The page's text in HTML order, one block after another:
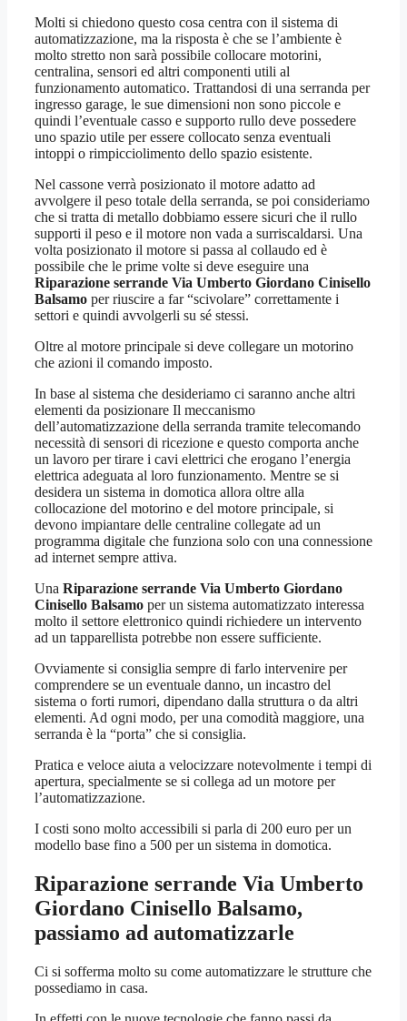
Molti si chiedono questo cosa centra con il sistema di
automatizzazione, ma la risposta è che se l’ambiente è
molto stretto non sarà possibile collocare motorini,
centralina, sensori ed altri componenti utili al
funzionamento automatico. Trattandosi di una serranda per
ingresso garage, le sue dimensioni non sono piccole e
quindi l’eventuale casso e supporto rullo deve possedere
uno spazio utile per essere collocato senza eventuali
intoppi o rimpicciolimento dello spazio esistente.
Nel cassone verrà posizionato il motore adatto ad
avvolgere il peso totale della serranda, se poi consideriamo
che si tratta di metallo dobbiamo essere sicuri che il rullo
supporti il peso e il motore non vada a surriscaldarsi. Una
volta posizionato il motore si passa al collaudo ed è
possibile che le prime volte si deve eseguire una
Riparazione serrande Via Umberto Giordano Cinisello
Balsamo per riuscire a far “scivolare” correttamente i
settori e quindi avvolgerli su sé stessi.
Oltre al motore principale si deve collegare un motorino
che azioni il comando imposto.
In base al sistema che desideriamo ci saranno anche altri
elementi da posizionare Il meccanismo
dell’automatizzazione della serranda tramite telecomando
necessità di sensori di ricezione e questo comporta anche
un lavoro per tirare i cavi elettrici che erogano l’energia
elettrica adeguata al loro funzionamento. Mentre se si
desidera un sistema in domotica allora oltre alla
collocazione del motorino e del motore principale, si
devono impiantare delle centraline collegate ad un
programma digitale che funziona solo con una connessione
ad internet sempre attiva.
Una Riparazione serrande Via Umberto Giordano
Cinisello Balsamo per un sistema automatizzato interessa
molto il settore elettronico quindi richiedere un intervento
ad un tapparellista potrebbe non essere sufficiente.
Ovviamente si consiglia sempre di farlo intervenire per
comprendere se un eventuale danno, un incastro del
sistema o forti rumori, dipendano dalla struttura o da altri
elementi. Ad ogni modo, per una comodità maggiore, una
serranda è la “porta” che si consiglia.
Pratica e veloce aiuta a velocizzare notevolmente i tempi di
apertura, specialmente se si collega ad un motore per
l’automatizzazione.
I costi sono molto accessibili si parla di 200 euro per un
modello base fino a 500 per un sistema in domotica.
Riparazione serrande Via Umberto
Giordano Cinisello Balsamo,
passiamo ad automatizzarle
Ci si sofferma molto su come automatizzare le strutture che
possediamo in casa.